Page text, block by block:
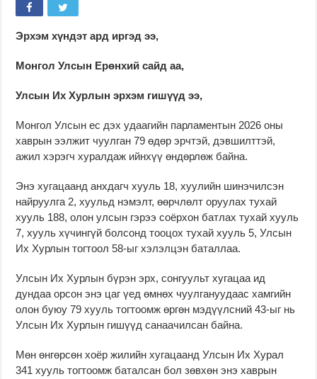
Эрхэм хүндэт ард иргэд ээ,
Монгол Улсын Ерөнхий сайд аа,
Улсын Их Хурлын эрхэм гишүүд ээ,
Монгол Улсын ес дэх удаагийн парламентын 2026 оны
хаврын ээлжит чуулган 79 өдөр эрчтэй, дэвшилттэй,
ажил хэрэгч хуралдаж ийнхүү өндөрлөж байна.
Энэ хугацаанд анхдагч хууль 18, хуулийн шинэчилсэн
найруулга 2, хуульд нэмэлт, өөрчлөлт оруулах тухай
хууль 188, олон улсын гэрээ соёрхон батлах тухай хууль
7, хууль хүчингүй болсонд тооцох тухай хууль 5, Улсын
Их Хурлын тогтоол 58-ыг хэлэлцэн баталлаа.
Улсын Их Хурлын бүрэн эрх, сонгуульт хугацаа ид
дундаа орсон энэ цаг үед өмнөх чуулгануудаас хамгийн
олон буюу 79 хууль тогтоомж өргөн мэдүүлсний 43-ыг нь
Улсын Их Хурлын гишүүд санаачилсан байна.
Мөн өнгөрсөн хоёр жилийн хугацаанд Улсын Их Хурал
341 хууль тогтоомж баталсан бол зөвхөн энэ хаврын